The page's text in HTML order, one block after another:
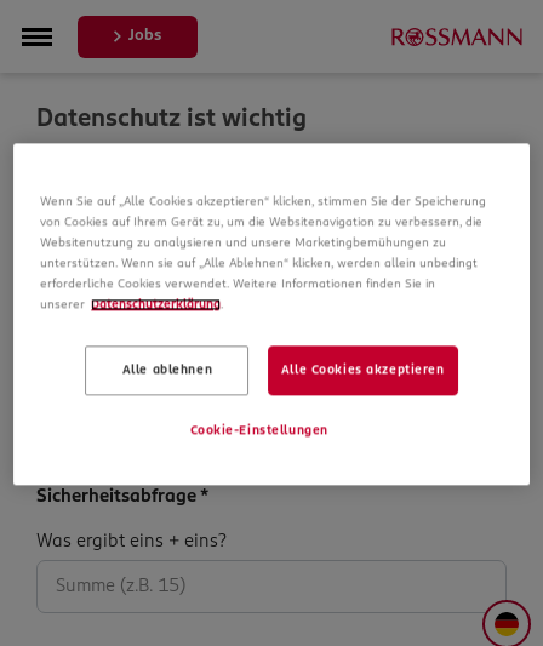
DE
Jobs
Datenschutz ist wichtig
verarbeiten wir Daten von Ihnen. In unseren
Datenschutzbestimmungen informieren wir Sie über die
Datenspeicherung und Ihre Rechte, bevor Sie mit Ihrer
Bewerbung fortfahren.
Datenschutz­hinweise
Datenschutzhinweise
Sicherheits­abfrage *
Sicherheits­
abfrage:
Was ergibt eins + eins?
Wenn Sie auf „Alle Cookies akzeptieren“ klicken, stimmen Sie der Speicherung
von Cookies auf Ihrem Gerät zu, um die Websitenavigation zu verbessern, die
Websitenutzung zu analysieren und unsere Marketingbemühungen zu
unterstützen. Wenn sie auf „Alle Ablehnen“ klicken, werden allein unbedingt
erforderliche Cookies verwendet. Weitere Informationen finden Sie in
unserer Datenschutzerklärung
Alle ablehnen Alle Cookies akzeptieren
Cookie-Einstellungen